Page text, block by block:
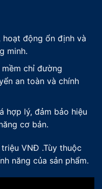
hoạt động ổn định và
minh.
chỉ đường
an toàn và chính
hợp lý, đảm bảo hiệu
cơ bản.
VNĐ .Tùy thuộc
năng của sản phẩm.